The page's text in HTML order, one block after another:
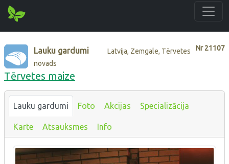
Nr21107
Lauku gardumi
Latvija, Zemgale, Tērvetes
novads
Tērvetes maize
Lauku gardumi Foto Akcijas Specializācija
Karte Atsauksmes Info